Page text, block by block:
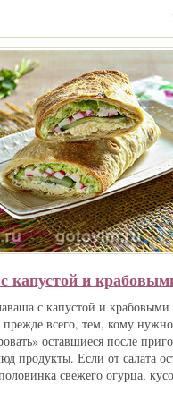
капустой и
с капустой и
прежде всего, тем, кому нужно
оставшиеся после
продукты. Если от салата
свежего огурца,